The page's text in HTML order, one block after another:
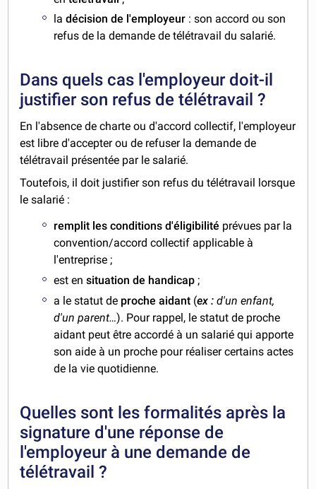
ladécision de l'employeur : son accord ou son
refus de la demande de télétravail du salarié.
Dans quels cas l'employeur doit-il
justifier son refus de télétravail ?
En l'absence de charte ou d'accord collectif, l'employeur
est libre d'accepter ou de refuser la demande de
télétravail présentée par le salarié.
Toutefois, il doit justifier son refus du télétravail lorsque
le salarié :
remplit les conditions d'éligibilité prévues par la
convention/accord collectif applicable à
l'entreprise ;
est ensituation de handicap ;
a le statut de proche aidant (ex : d'un enfant,
d'un parent…). Pour rappel, le statut de proche
aidant peut être accordé à un salarié qui apporte
son aide à un proche pour réaliser certains actes
de la vie quotidienne.
Quelles sont les formalités après la
signature d'une réponse de
l'employeur à une demande de
télétravail ?